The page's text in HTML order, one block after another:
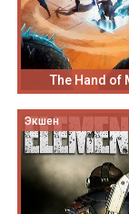
The Hand of
Экшен